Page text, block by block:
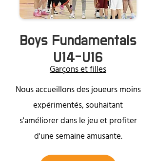
Boys Fundamentals
U14-U16
Garçons et filles
Nous accueillons des joueurs moins
expérimentés, souhaitant
s'améliorer dans le jeu et profiter
d'une semaine amusante.